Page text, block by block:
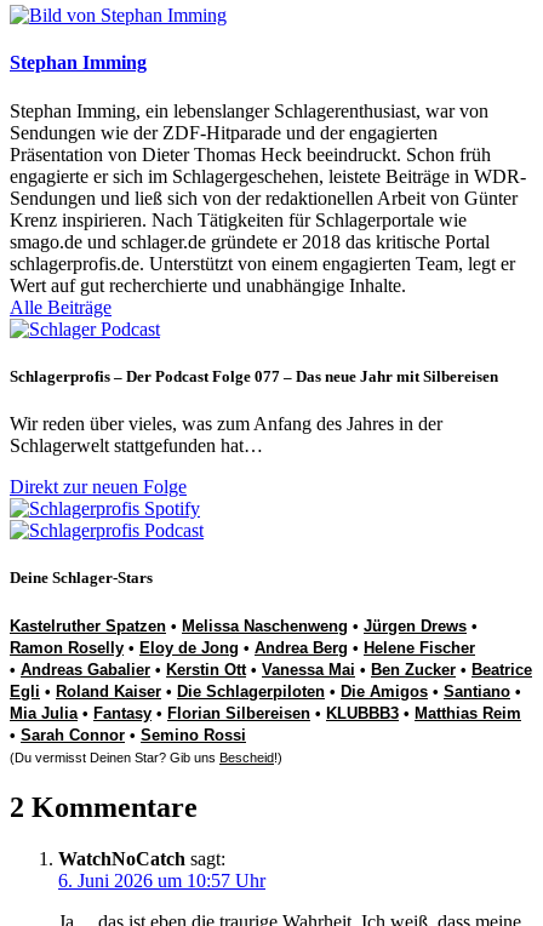
Stephan Imming
Stephan Imming, ein lebenslanger Schlagerenthusiast, war von
Sendungen wie der ZDF-Hitparade und der engagierten
Präsentation von Dieter Thomas Heck beeindruckt. Schon früh
engagierte er sich im Schlagergeschehen, leistete Beiträge in WDR-
Sendungen und ließ sich von der redaktionellen Arbeit von Günter
Krenz inspirieren. Nach Tätigkeiten für Schlagerportale wie
smago.de und schlager.de gründete er 2018 das kritische Portal
schlagerprofis.de. Unterstützt von einem engagierten Team, legt er
Wert auf gut recherchierte und unabhängige Inhalte.
Alle Beiträge
Schlagerprofis – Der Podcast Folge 077 – Das neue Jahr mit Silbereisen
Wir reden über vieles, was zum Anfang des Jahres in der
Schlagerwelt stattgefunden hat…
Direkt zur neuen Folge
Deine Schlager-Stars
Kastelruther Spatzen • Melissa Naschenweng • Jürgen Drews •
Ramon Roselly • Eloy de Jong • Andrea Berg • Helene Fischer
• Andreas Gabalier • Kerstin Ott• Vanessa Mai • Ben Zucker • Beatrice
Egli • Roland Kaiser • Die Schlagerpiloten • Die Amigos • Santiano •
Mia Julia• Fantasy • Florian Silbereisen • KLUBBB3 • Matthias Reim
• Sarah Connor • Semino Rossi
(Du vermisst Deinen Star? Gib uns Bescheid!)
2 Kommentare
WatchNoCatch sagt:
6. Juni 2026 um 10:57 Uhr
Ja… das ist eben die traurige Wahrheit. Ich weiß, dass meine